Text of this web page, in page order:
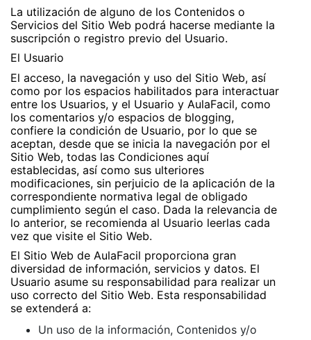
La utilización de alguno de los Contenidos o
Servicios del Sitio Web podrá hacerse mediante la
suscripción o registro previo del Usuario.
El Usuario
El acceso, la navegación y uso del Sitio Web, así
como por los espacios habilitados para interactuar
entre los Usuarios, y el Usuario y AulaFacil, como
los comentarios y/o espacios de blogging,
confiere la condición de Usuario, por lo que se
aceptan, desde que se inicia la navegación por el
Sitio Web, todas las Condiciones aquí
establecidas, así como sus ulteriores
modificaciones, sin perjuicio de la aplicación de la
correspondiente normativa legal de obligado
cumplimiento según el caso. Dada la relevancia de
lo anterior, se recomienda al Usuario leerlas cada
vez que visite el Sitio Web.
El Sitio Web de AulaFacil proporciona gran
diversidad de información, servicios y datos. El
Usuario asume su responsabilidad para realizar un
uso correcto del Sitio Web. Esta responsabilidad
se extenderá a:
Un uso de la información, Contenidos y/o